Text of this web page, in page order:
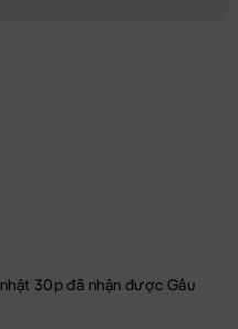
30p đã nhận được Gấu